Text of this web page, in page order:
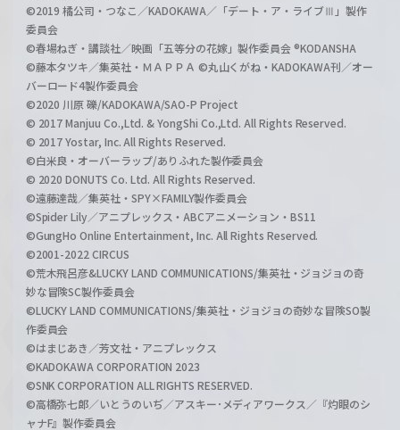
©2019 橘公司・つなこ／KADOKAWA／「デート・ア・ライブⅢ」製作
委員会
©春場ねぎ・講談社／映画「五等分の花嫁」製作委員会 ®KODANSHA
©藤本タツキ／集英社・ＭＡＰＰＡ ©丸山くがね・KADOKAWA刊／オー
バーロード4製作委員会
©2020 川原 礫/KADOKAWA/SAO-P Project
© 2017 Manjuu Co.,Ltd. & YongShi Co.,Ltd. All Rights Reserved.
© 2017 Yostar, Inc. All Rights Reserved.
©白米良・オーバーラップ/ありふれた製作委員会
© 2020 DONUTS Co. Ltd. All Rights Reserved.
©遠藤達哉／集英社・SPY×FAMILY製作委員会
©Spider Lily／アニプレックス・ABCアニメーション・BS11
©GungHo Online Entertainment, Inc. All Rights Reserved.
©2001-2022 CIRCUS
©荒木飛呂彦&LUCKY LAND COMMUNICATIONS/集英社・ジョジョの奇
妙な冒険SC製作委員会
©LUCKY LAND COMMUNICATIONS/集英社・ジョジョの奇妙な冒険SO製
作委員会
©はまじあき／芳文社・アニプレックス
©KADOKAWA CORPORATION 2023
©SNK CORPORATION ALL RIGHTS RESERVED.
©高橋弥七郎／いとうのいぢ／アスキー･メディアワークス／『灼眼のシ
ャナF』製作委員会